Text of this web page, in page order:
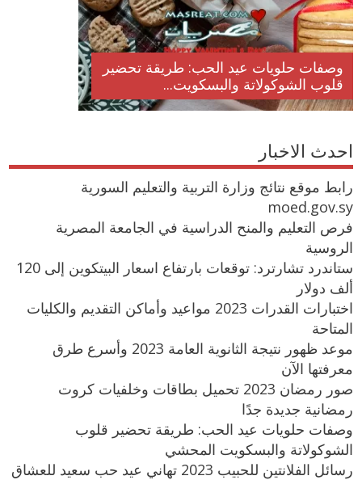
وصفات حلويات عيد الحب: طريقة تحضير
قلوب الشوكولاتة والبسكويت...
احدث الاخبار
رابط موقع نتائج وزارة التربية والتعليم السورية
moed.gov.sy
فرص التعليم والمنح الدراسية في الجامعة المصرية
الروسية
ستاندرد تشارترد: توقعات بارتفاع اسعار البيتكوين إلى 120
ألف دولار
اختبارات القدرات 2023 مواعيد وأماكن التقديم والكليات
المتاحة
موعد ظهور نتيجة الثانوية العامة 2023 وأسرع طرق
معرفتها الآن
صور رمضان 2023 تحميل بطاقات وخلفيات كروت
رمضانية جديدة جدًا
وصفات حلويات عيد الحب: طريقة تحضير قلوب
الشوكولاتة والبسكويت المحشي
رسائل الفلانتين للحبيب 2023 تهاني عيد حب سعيد للعشاق